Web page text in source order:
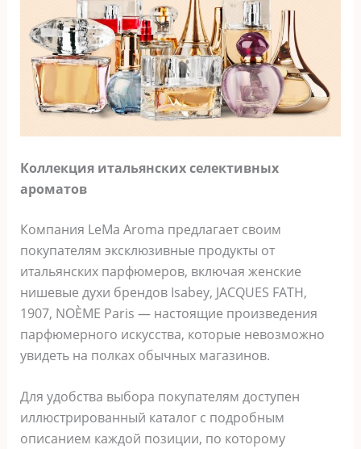
Коллекция итальянских селективных
ароматов
Компания LeMa Aroma предлагает своим
покупателям эксклюзивные продукты от
итальянских парфюмеров, включая женские
нишевые духи брендов Isabey, JACQUES FATH,
1907, NOÈME Paris — настоящие произведения
парфюмерного искусства, которые невозможно
увидеть на полках обычных магазинов.
Для удобства выбора покупателям доступен
иллюстрированный каталог с подробным
описанием каждой позиции, по которому